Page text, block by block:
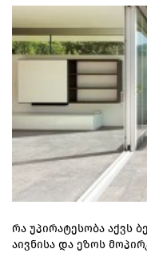
რა უპირატესობა აქვს
აივნისა და ეზოს